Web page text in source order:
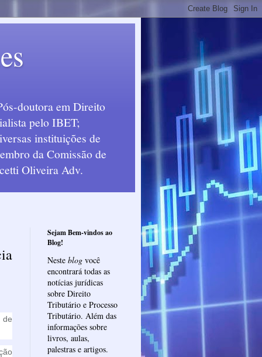
doutora em Direito
pelo IBET;
instituições de
da Comissão de
Oliveira Adv.
Sejam Bem-vindos ao
Blog!
Neste blog você
encontrará todas as
notícias jurídicas
sobre Direito
Tributário e Processo
Tributário. Além das
informações sobre
livros, aulas,
palestras e artigos.